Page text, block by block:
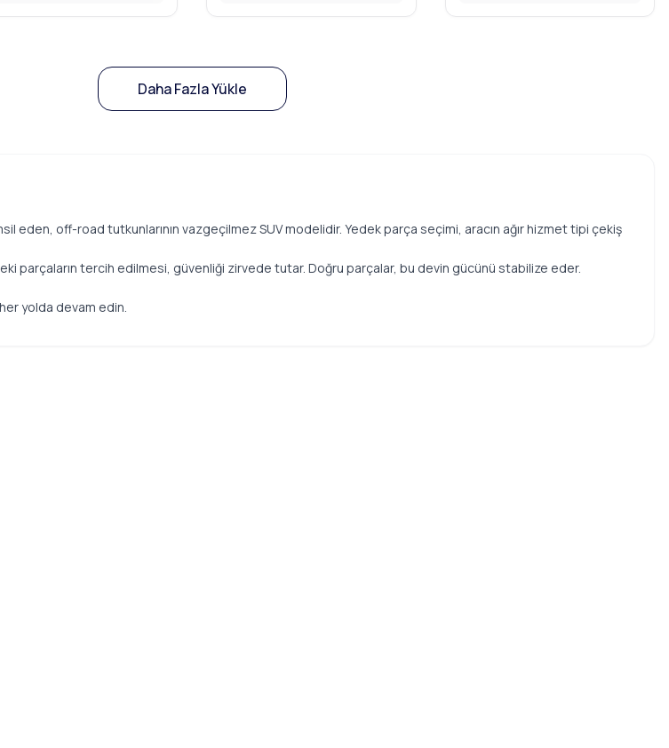
Daha Fazla Yükle
eden, off-road tutkunlarının vazgeçilmez SUV modelidir. Yedek parça seçimi, aracın ağır hizmet tipi çekiş
parçaların tercih edilmesi, güvenliği zirvede tutar. Doğru parçalar, bu devin gücünü stabilize eder.
yolda devam edin.